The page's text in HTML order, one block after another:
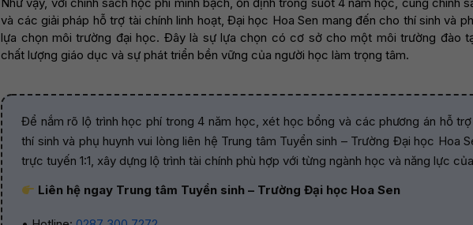
Như vậy, với chính sách học phí minh bạch, ổn định trong suốt 4 năm học, cùng chính
và các giải pháp hỗ trợ tài chính linh hoạt, Đại học Hoa Sen mang đến cho thí sinh và
lựa chọn môi trường đại học. Đây là sự lựa chọn có cơ sở cho một môi trường đào
chất lượng giáo dục và sự phát triển bền vững của người học làm trọng tâm.
Để nắm rõ lộ trình học phí trong 4 năm học, xét học bổng và các phương án hỗ
thí sinh và phụ huynh vui lòng liên hệ Trung tâm Tuyển sinh – Trường Đại học Hoa
trực tuyến 1:1, xây dựng lộ trình tài chính phù hợp với từng ngành học và năng lực
Liên hệ ngay Trung tâm Tuyển sinh – Trường Đại học Hoa Sen